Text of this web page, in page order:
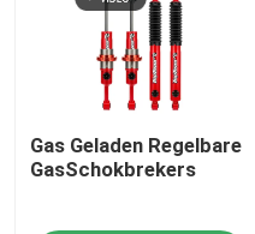
Gas Geladen Regelbare
GasSchokbrekers